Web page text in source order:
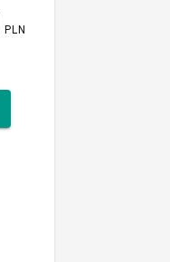
PLN